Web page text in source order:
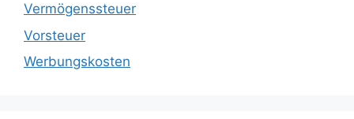
Vermögenssteuer
Vorsteuer
Werbungskosten